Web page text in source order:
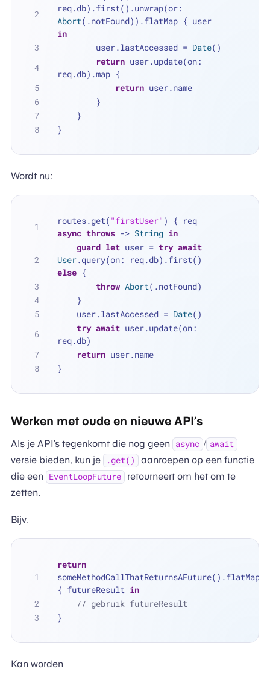
Abort
in
        user.lastAccessed
= Date()
return user.update(on:
req.db).map {
return user.name
        }
    }
}
Wordt nu:
routes.get( "firstUser"
async throws -> String in
guard let user = try await
User
else {
throw Abort(.notFound)
    }
    user.lastAccessed
= Date()
try await user.update(on:
req.db)
return user.name
}
Werken met oude en nieuwe API’s
Als je API’s tegenkomt die nog geen async / await
versie bieden, kun je .get()
aanroepen op een functie
die een EventLoopFuture
retourneert om het om te
zetten.
Bijv.
return
someMethodCallThatReturnsAFuture().flatMap
{ futureResult in
// gebruik futureResult
}
Kan worden